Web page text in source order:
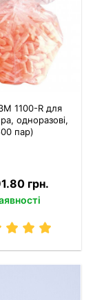
1100-R для
одноразові,
пар)
грн.